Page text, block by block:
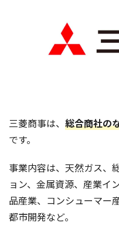
三菱商事は、 総合商社の
です。
事業内容は、天然ガス、
ョン、金属資源、産業イ
品産業、コンシューマー
都市開発など。